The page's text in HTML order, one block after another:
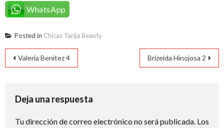
WhatsApp
Posted in Chicas Tarija Beauty
Navegación
entradas
Valeria Benitez 4 Brizeida Hinojosa 2
Deja una respuesta
Tu dirección de correo electrónico no será publicada. Los